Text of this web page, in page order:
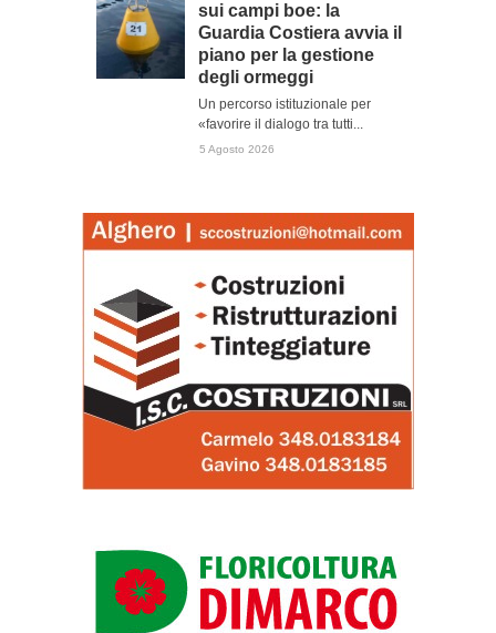
sui campi boe: la
Guardia Costiera avvia il
piano per la gestione
degli ormeggi
Un percorso istituzionale per
«favorire il dialogo tra tutti...
5 Agosto 2026